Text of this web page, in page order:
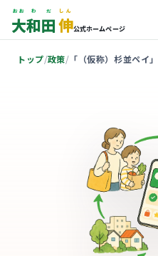
大
おお
和
わ
田
だ
伸
しん
公式ホームページ
トップ 政策 「（仮称）杉並ペイ」